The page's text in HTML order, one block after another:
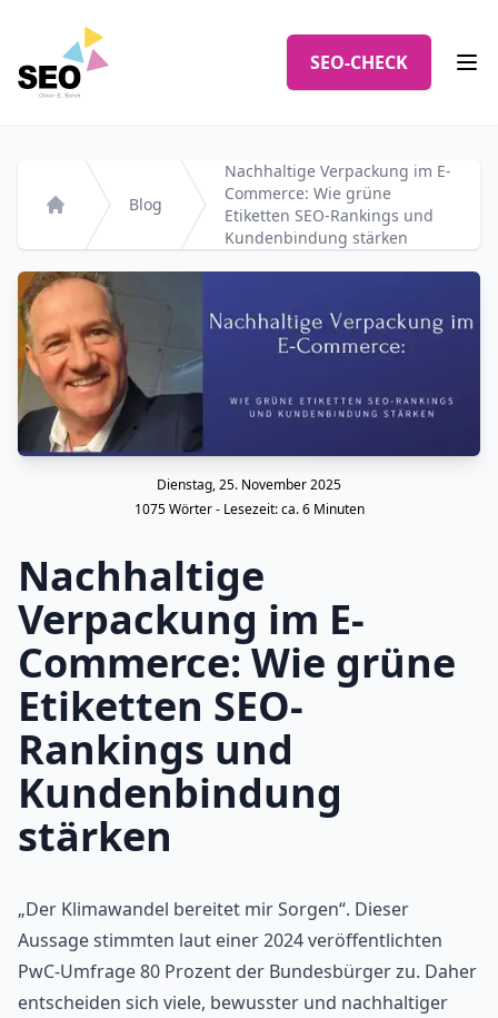
SEO-CHECK
Startseite
Blog
Nachhaltige Verpackung im E-
Commerce: Wie grüne
Etiketten SEO-Rankings und
Kundenbindung stärken
Dienstag, 25. November 2025
1075Wörter - Lesezeit: ca.6Minuten
Nachhaltige
Verpackung im E-
Commerce: Wie grüne
Etiketten SEO-
Rankings und
Kundenbindung
stärken
„Der Klimawandel bereitet mir Sorgen“. Dieser
Aussage stimmten laut einer 2024 veröffentlichten
PwC-Umfrage 80 Prozent der Bundesbürger zu. Daher
entscheiden sich viele, bewusster und nachhaltiger